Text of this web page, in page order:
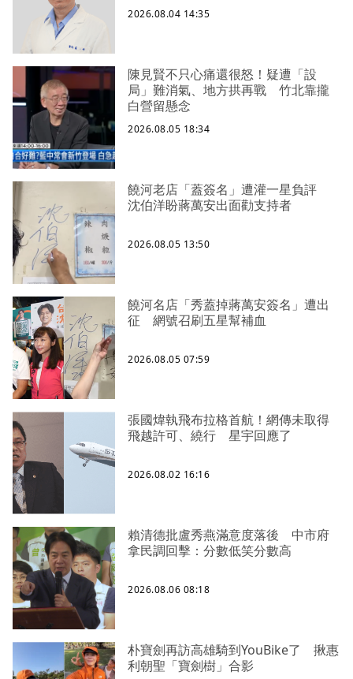
2026.08.04 14:35
陳見賢不只心痛還很怒！疑遭「設
局」難消氣、地方拱再戰 竹北靠攏
白營留懸念
2026.08.05 18:34
饒河老店「蓋簽名」遭灌一星負評
沈伯洋盼蔣萬安出面勸支持者
2026.08.05 13:50
饒河名店「秀蓋掉蔣萬安簽名」遭出
征 網號召刷五星幫補血
2026.08.05 07:59
張國煒執飛布拉格首航！網傳未取得
飛越許可、繞行 星宇回應了
2026.08.02 16:16
賴清德批盧秀燕滿意度落後 中市府
拿民調回擊：分數低笑分數高
2026.08.06 08:18
朴寶劍再訪高雄騎到YouBike了 揪惠
利朝聖「寶劍樹」合影